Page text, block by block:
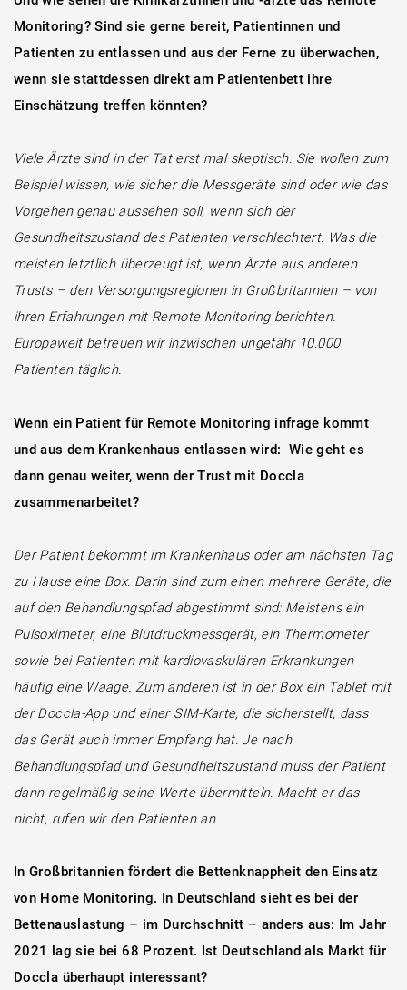
Monitoring? Sind sie gerne bereit, Patientinnen und
Patienten zu entlassen und aus der Ferne zu überwachen,
wenn sie stattdessen direkt am Patientenbett ihre
Einschätzung treffen könnten?
Viele Ärzte sind in der Tat erst mal skeptisch. Sie wollen zum
Beispiel wissen, wie sicher die Messgeräte sind oder wie das
Vorgehen genau aussehen soll, wenn sich der
Gesundheitszustand des Patienten verschlechtert. Was die
meisten letztlich überzeugt ist, wenn Ärzte aus anderen
Trusts – den Versorgungsregionen in Großbritannien – von
ihren Erfahrungen mit Remote Monitoring berichten.
Europaweit betreuen wir inzwischen ungefähr 10.000
Patienten täglich.
Wenn ein Patient für Remote Monitoring infrage kommt
und aus dem Krankenhaus entlassen wird: Wie geht es
dann genau weiter, wenn der Trust mit Doccla
zusammenarbeitet?
Der Patient bekommt im Krankenhaus oder am nächsten Tag
zu Hause eine Box. Darin sind zum einen mehrere Geräte, die
auf den Behandlungspfad abgestimmt sind: Meistens ein
Pulsoximeter, eine Blutdruckmessgerät, ein Thermometer
sowie bei Patienten mit kardiovaskulären Erkrankungen
häufig eine Waage. Zum anderen ist in der Box ein Tablet mit
der Doccla-App und einer SIM-Karte, die sicherstellt, dass
das Gerät auch immer Empfang hat. Je nach
Behandlungspfad und Gesundheitszustand muss der Patient
dann regelmäßig seine Werte übermitteln. Macht er das
nicht, rufen wir den Patienten an.
In Großbritannien fördert die Bettenknappheit den Einsatz
von Home Monitoring. In Deutschland sieht es bei der
Bettenauslastung – im Durchschnitt – anders aus: Im Jahr
2021 lag sie bei 68 Prozent. Ist Deutschland als Markt für
Doccla überhaupt interessant?